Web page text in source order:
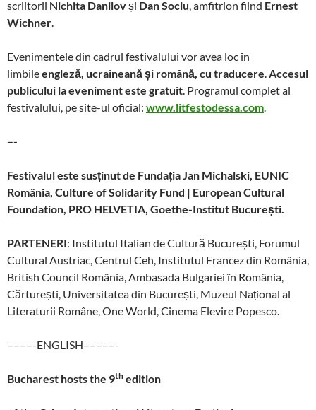
scriitorii Nichita Danilovși Dan Sociu, amfitrion fiind Ernest
Wichner.
Evenimentele din cadrul festivalului vor avea loc în
limbileengleză, ucraineană și română, cu traducere.Accesul
publicului la eveniment este gratuit. Programul complet al
festivalului, pe site-ul oficial: www.litfestodessa.com.
–-
Festivalul este susținut de Fundația Jan Michalski, EUNIC
România, Culture of Solidarity Fund | European Cultural
Foundation, PRO HELVETIA, Goethe-Institut București.
PARTENERI: Institutul Italian de Cultură București, Forumul
Cultural Austriac, Centrul Ceh, Institutul Francez din România,
British Council România, Ambasada Bulgariei în România,
Cărturești, Universitatea din București, Muzeul Național al
Literaturii Române, One World, Cinema Elevire Popesco.
––––-ENGLISH–––––-
Bucharest hosts the 9th edition